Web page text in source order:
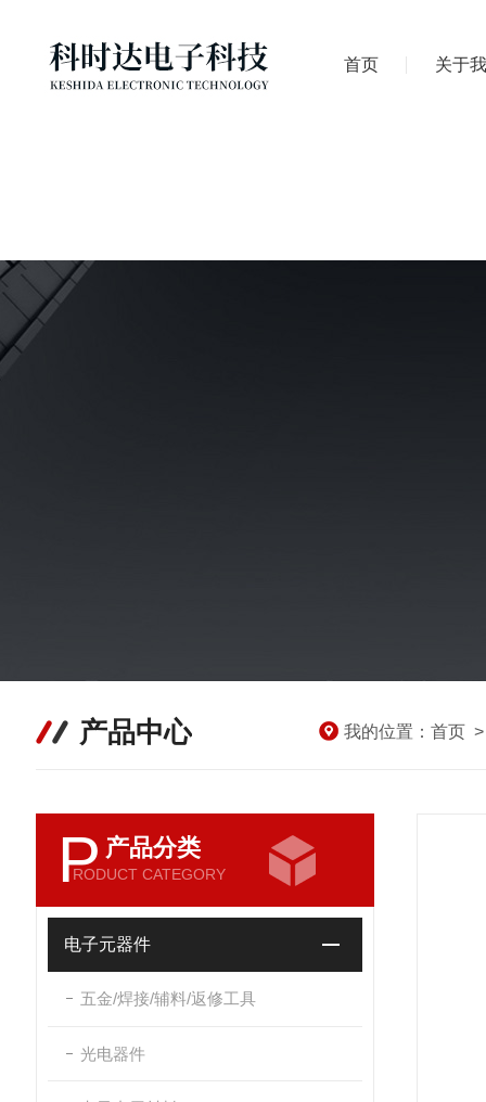
首页 关于
产品中心 我的位置： 首页
P 产品分类
RODUCT CATEGORY
电子元器件
五金/焊接/辅料/返修工具
光电器件